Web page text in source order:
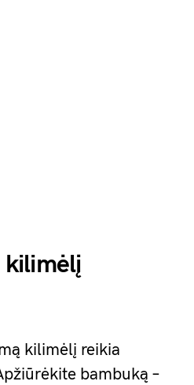
kilimėlį
kilimėlį reikia
bambuką –